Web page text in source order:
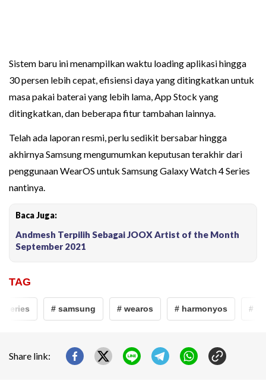
Sistem baru ini menampilkan waktu loading aplikasi hingga
30 persen lebih cepat, efisiensi daya yang ditingkatkan untuk
masa pakai baterai yang lebih lama, App Stock yang
ditingkatkan, dan beberapa fitur tambahan lainnya.
Telah ada laporan resmi, perlu sedikit bersabar hingga
akhirnya Samsung mengumumkan keputusan terakhir dari
penggunaan WearOS untuk Samsung Galaxy Watch 4 Series
nantinya.
Baca Juga:
Andmesh Terpilih Sebagai JOOX Artist of the Month
September 2021
TAG
# samsung # wearos # harmonyos #
Share link: